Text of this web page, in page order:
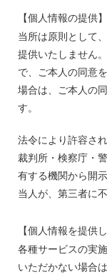
【個人情報の提供】
当所は原則として
提供いたしません
で、ご本人の同意
場合は、ご本人の
す。
法令により許容さ
裁判所・検察庁・
有する機関から開
当人が、第三者に
【個人情報を提供
各種サービスの実
いただかない場合